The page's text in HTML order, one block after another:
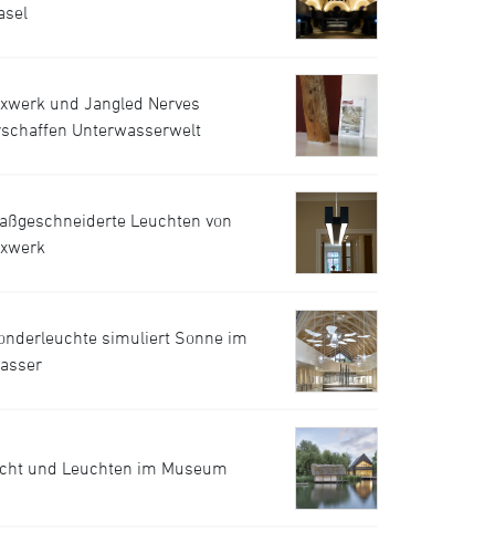
und Jangled Nerves
Unterwasserwelt
Leuchten von
simuliert Sonne im
und Leuchten im Museum